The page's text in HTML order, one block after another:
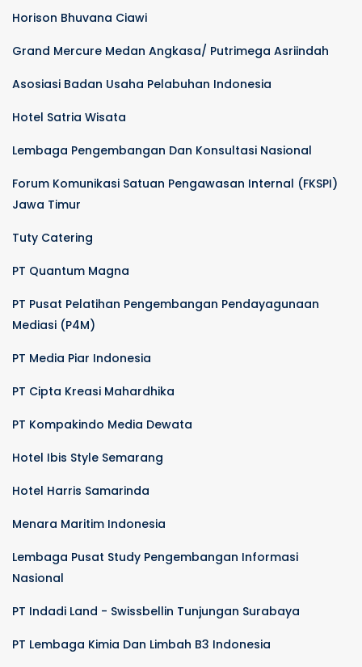
Horison Bhuvana Ciawi
Grand Mercure Medan Angkasa/ Putrimega Asriindah
Asosiasi Badan Usaha Pelabuhan Indonesia
Hotel Satria Wisata
Lembaga Pengembangan Dan Konsultasi Nasional
Forum Komunikasi Satuan Pengawasan Internal (FKSPI)
Jawa Timur
Tuty Catering
PT Quantum Magna
PT Pusat Pelatihan Pengembangan Pendayagunaan
Mediasi (P4M)
PT Media Piar Indonesia
PT Cipta Kreasi Mahardhika
PT Kompakindo Media Dewata
Hotel Ibis Style Semarang
Hotel Harris Samarinda
Menara Maritim Indonesia
Lembaga Pusat Study Pengembangan Informasi
Nasional
PT Indadi Land - Swissbellin Tunjungan Surabaya
PT Lembaga Kimia Dan Limbah B3 Indonesia